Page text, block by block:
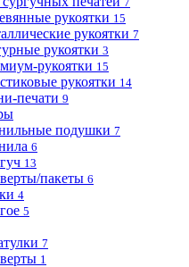
рукоятки 15
рукоятки 7
рукоятки 3
рукоятки 15
рукоятки 14
печати 9
подушки 7
6
13
пакеты 6
4
5
7
1